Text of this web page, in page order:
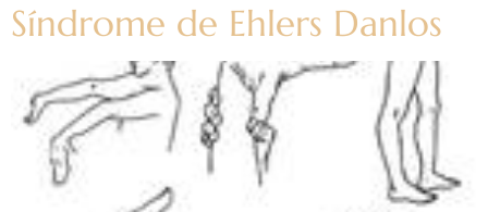
Síndrome de Ehlers Danlos